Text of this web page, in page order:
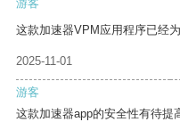
游客
这款加速器VPM应用程序已经
2025-11-01
游客
这款加速器app的安全性有待提